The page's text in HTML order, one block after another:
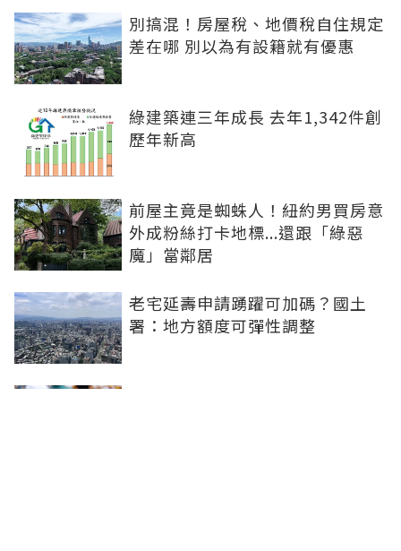
別搞混！房屋稅、地價稅自住規定
差在哪 別以為有設籍就有優惠
綠建築連三年成長 去年1,342件創
歷年新高
前屋主竟是蜘蛛人！紐約男買房意
外成粉絲打卡地標...還跟「綠惡
魔」當鄰居
老宅延壽申請踴躍可加碼？國土
署：地方額度可彈性調整